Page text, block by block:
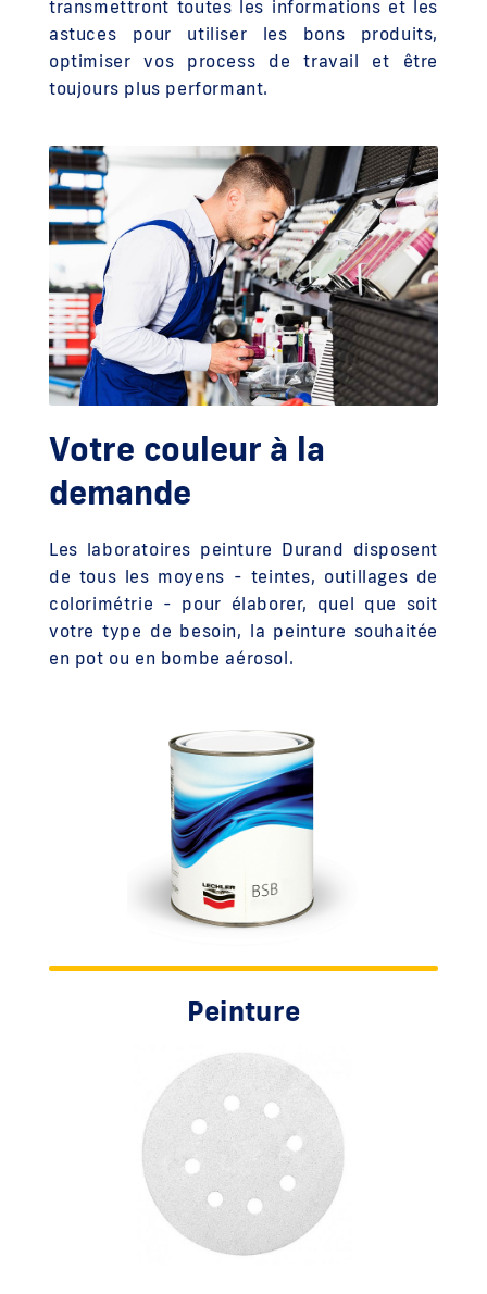
transmettront toutes les informations et les
astuces pour utiliser les bons produits,
optimiser vos process de travail et être
toujours plus performant.
Votre couleur à la
demande
Les laboratoires peinture Durand disposent
de tous les moyens - teintes, outillages de
colorimétrie - pour élaborer, quel que soit
votre type de besoin, la peinture souhaitée
en pot ou en bombe aérosol.
Peinture